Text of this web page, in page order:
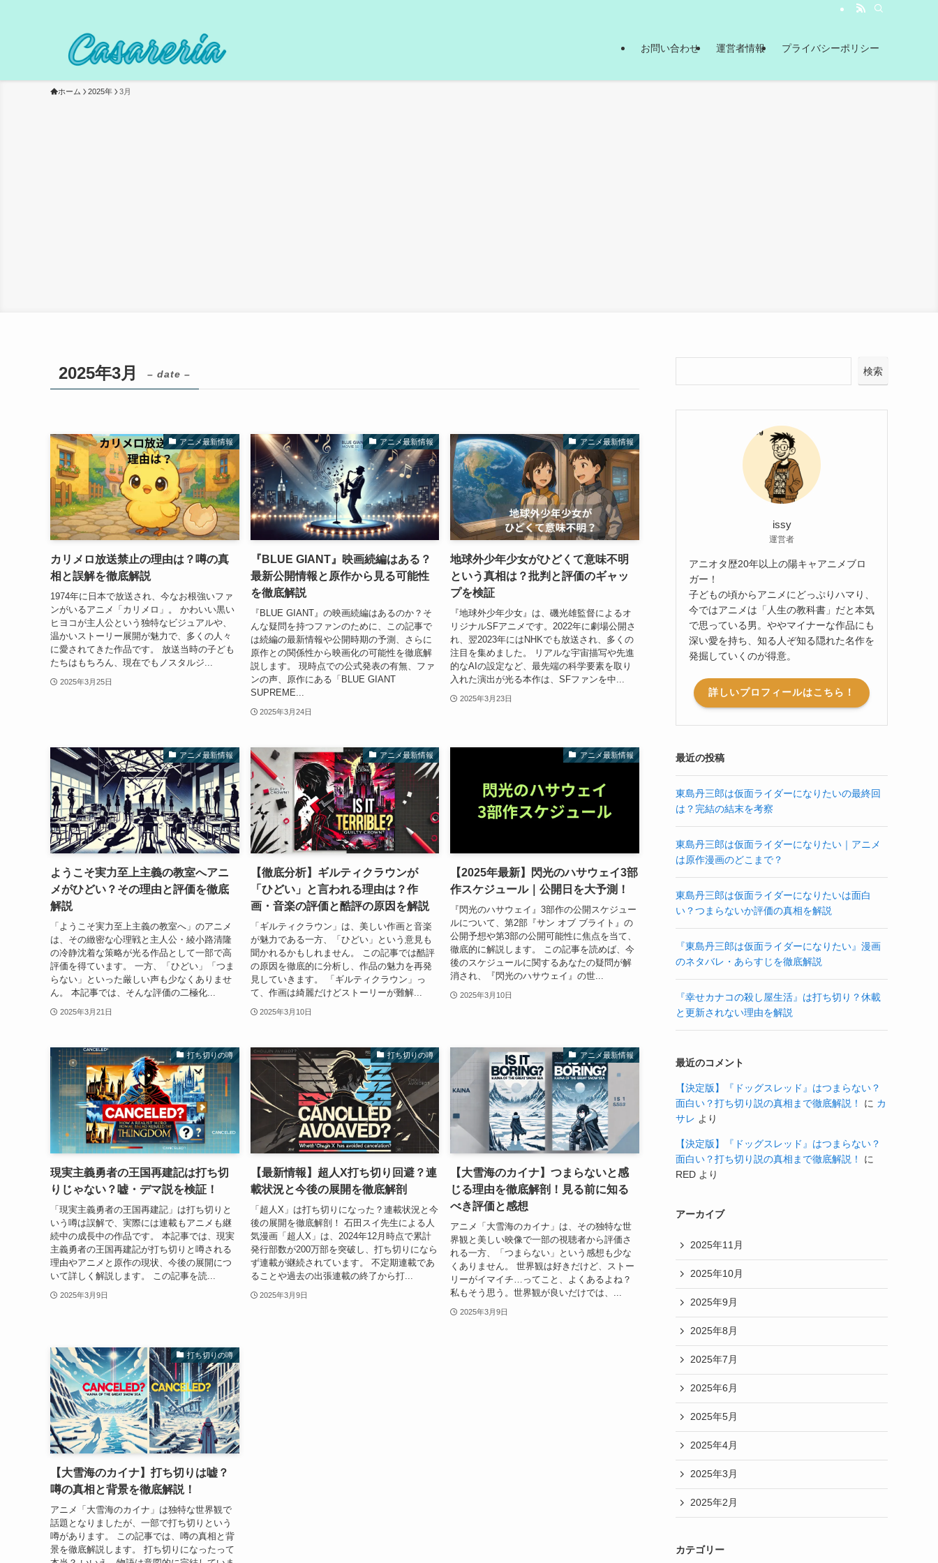
お問い合わせ 運営者情報 プライバシーポリシー
ホーム 2025年 3月
2025年3月 – date –
アニメ最新情報
カリメロ放送禁止の理由は？噂の真
相と誤解を徹底解説
1974年に日本で放送され、今なお根強いファ
ンがいるアニメ「カリメロ」。 かわいい黒い
ヒヨコが主人公という独特なビジュアルや、
温かいストーリー展開が魅力で、多くの人々
に愛されてきた作品です。 放送当時の子ども
たちはもちろん、現在でもノスタルジ...
2025年3月25日
アニメ最新情報
『BLUE GIANT』映画続編はある？
最新公開情報と原作から見る可能性
を徹底解説
『BLUE GIANT』の映画続編はあるのか？そ
んな疑問を持つファンのために、この記事で
は続編の最新情報や公開時期の予測、さらに
原作との関係性から映画化の可能性を徹底解
説します。 現時点での公式発表の有無、ファ
ンの声、原作にある「BLUE GIANT
SUPREME...
2025年3月24日
アニメ最新情報
地球外少年少女がひどくて意味不明
という真相は？批判と評価のギャッ
プを検証
『地球外少年少女』は、磯光雄監督によるオ
リジナルSFアニメです。2022年に劇場公開さ
れ、翌2023年にはNHKでも放送され、多くの
注目を集めました。 リアルな宇宙描写や先進
的なAIの設定など、最先端の科学要素を取り
入れた演出が光る本作は、SFファンを中...
2025年3月23日
アニメ最新情報
ようこそ実力至上主義の教室へアニ
メがひどい？その理由と評価を徹底
解説
「ようこそ実力至上主義の教室へ」のアニメ
は、その緻密な心理戦と主人公・綾小路清隆
の冷静沈着な策略が光る作品として一部で高
評価を得ています。 一方、「ひどい」「つま
らない」といった厳しい声も少なくありませ
ん。 本記事では、そんな評価の二極化...
2025年3月21日
アニメ最新情報
【徹底分析】ギルティクラウンが
「ひどい」と言われる理由は？作
画・音楽の評価と酷評の原因を解説
「ギルティクラウン」は、美しい作画と音楽
が魅力である一方、「ひどい」という意見も
聞かれるかもしれません。 この記事では酷評
の原因を徹底的に分析し、作品の魅力を再発
見していきます。 「ギルティクラウン」っ
て、作画は綺麗だけどストーリーが難解...
2025年3月10日
アニメ最新情報
【2025年最新】閃光のハサウェイ3部
作スケジュール｜公開日を大予測！
『閃光のハサウェイ』3部作の公開スケジュー
ルについて、第2部『サン オブ ブライト』の
公開予想や第3部の公開可能性に焦点を当て、
徹底的に解説します。 この記事を読めば、今
後のスケジュールに関するあなたの疑問が解
消され、『閃光のハサウェイ』の世...
2025年3月10日
打ち切りの噂
現実主義勇者の王国再建記は打ち切
りじゃない？嘘・デマ説を検証！
「現実主義勇者の王国再建記」は打ち切りと
いう噂は誤解で、実際には連載もアニメも継
続中の成長中の作品です。 本記事では、現実
主義勇者の王国再建記が打ち切りと噂される
理由やアニメと原作の現状、今後の展開につ
いて詳しく解説します。 この記事を読...
2025年3月9日
打ち切りの噂
【最新情報】超人X打ち切り回避？連
載状況と今後の展開を徹底解剖
「超人X」は打ち切りになった？連載状況と今
後の展開を徹底解剖！ 石田スイ先生による人
気漫画「超人X」は、2024年12月時点で累計
発行部数が200万部を突破し、打ち切りになら
ず連載が継続されています。 不定期連載であ
ることや過去の出張連載の終了から打...
2025年3月9日
アニメ最新情報
【大雪海のカイナ】つまらないと感
じる理由を徹底解剖！見る前に知る
べき評価と感想
アニメ「大雪海のカイナ」は、その独特な世
界観と美しい映像で一部の視聴者から評価さ
れる一方、「つまらない」という感想も少な
くありません。 世界観は好きだけど、ストー
リーがイマイチ…ってこと、よくあるよね？
私もそう思う。世界観が良いだけでは、...
2025年3月9日
打ち切りの噂
【大雪海のカイナ】打ち切りは嘘？
噂の真相と背景を徹底解説！
アニメ「大雪海のカイナ」は独特な世界観で
話題となりましたが、一部で打ち切りという
噂があります。 この記事では、噂の真相と背
景を徹底解説します。 打ち切りになったって
検索
issy
運営者
アニオタ歴20年以上の陽キャアニメブロ
ガー！
子どもの頃からアニメにどっぷりハマり、
今ではアニメは「人生の教科書」だと本気
で思っている男。ややマイナーな作品にも
深い愛を持ち、知る人ぞ知る隠れた名作を
発掘していくのが得意。
詳しいプロフィールはこちら！
最近の投稿
東島丹三郎は仮面ライダーになりたいの最終回
は？完結の結末を考察
東島丹三郎は仮面ライダーになりたい｜アニメ
は原作漫画のどこまで？
東島丹三郎は仮面ライダーになりたいは面白
い？つまらないか評価の真相を解説
『東島丹三郎は仮面ライダーになりたい』漫画
のネタバレ・あらすじを徹底解説
『幸せカナコの殺し屋生活』は打ち切り？休載
と更新されない理由を解説
最近のコメント
【決定版】『ドッグスレッド』はつまらない？
面白い？打ち切り説の真相まで徹底解説！
に カ
サレ より
【決定版】『ドッグスレッド』はつまらない？
面白い？打ち切り説の真相まで徹底解説！
に
RED より
アーカイブ
2025年11月
2025年10月
2025年9月
2025年8月
2025年7月
2025年6月
2025年5月
2025年4月
2025年3月
2025年2月
カテゴリー